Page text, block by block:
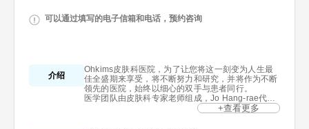
可以通过填写的电子信箱和电话，预约咨询
介绍
Ohkims皮肤科医院，为了让您将这一刻变为人生最
佳全盛期来享受，将不断努力和研究，并将作为不断
领先的医院，始终以细心的双手与患者同行。
医学团队由皮肤科专家老师组成，Jo Hang-rae代表
院长是获得美国毛发移植手术资格证的皮肤科专家，
+查看更多